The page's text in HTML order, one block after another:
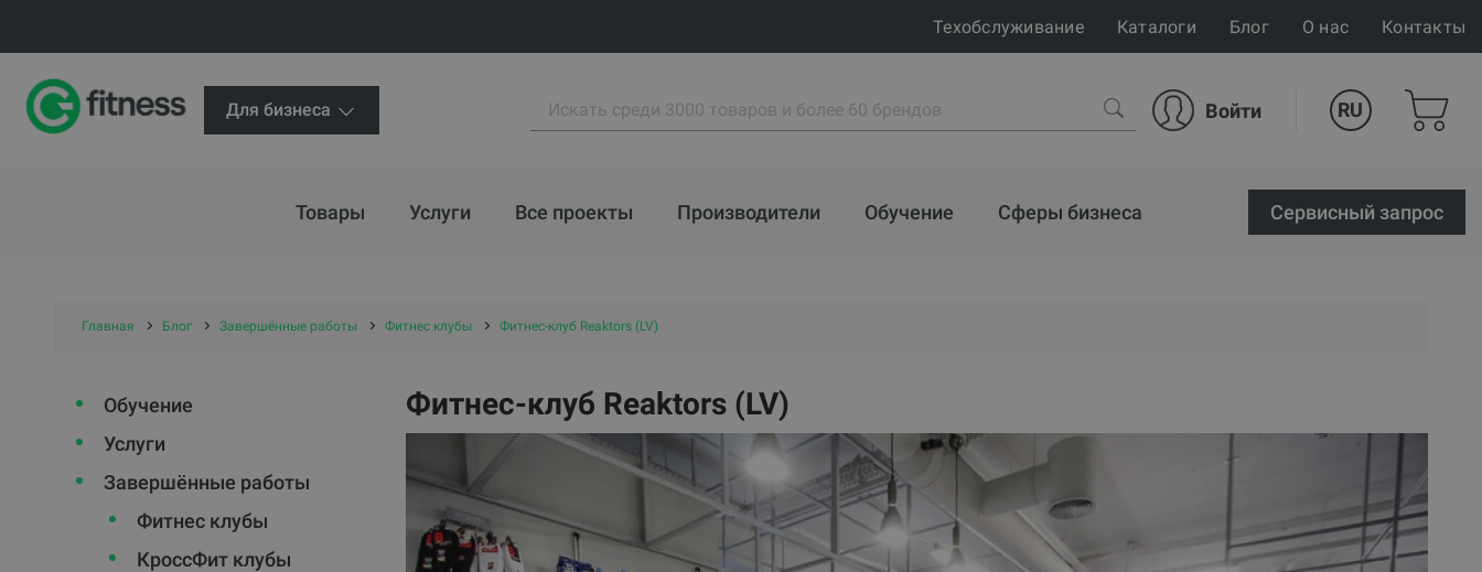
Техобслуживание Каталоги Блог О нас Контакты
Для бизнеса Войти RU
Товары Услуги Все проекты Производители Обучение Сферы бизнеса Cервисный запрос
Главная Блог Завершённые работы Фитнес клубы Фитнес-клуб Reaktors (LV)
Обучение
Услуги
Завершённые работы
Фитнес клубы
КроссФит клубы
Фитнес-клуб Reaktors (LV)